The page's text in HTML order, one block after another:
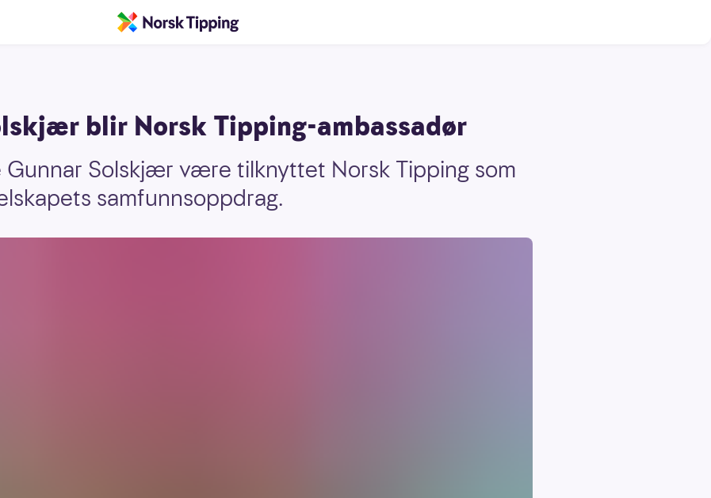
blir Norsk Tipping-ambassadør
Gunnar Solskjær være tilknyttet Norsk Tipping som
samfunnsoppdrag.